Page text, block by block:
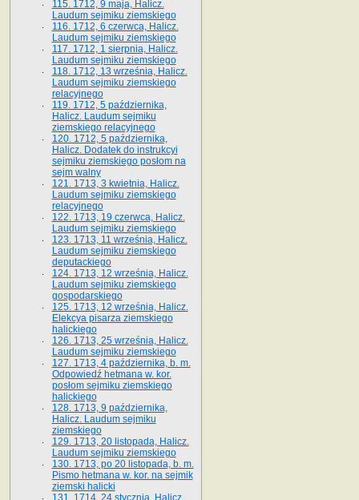
115. 1712, 9 maja, Halicz.
Laudum sejmiku ziemskiego
116. 1712, 6 czerwca, Halicz.
Laudum sejmiku ziemskiego
117. 1712, 1 sierpnia, Halicz.
Laudum sejmiku ziemskiego
118. 1712, 13 września, Halicz.
Laudum sejmiku ziemskiego
relacyjnego
119. 1712, 5 października,
Halicz. Laudum sejmiku
ziemskiego relacyjnego
120. 1712, 5 października,
Halicz. Dodatek do instrukcyi
sejmiku ziemskiego posłom na
sejm walny
121. 1713, 3 kwietnia, Halicz.
Laudum sejmiku ziemskiego
relacyjnego
122. 1713, 19 czerwca, Halicz.
Laudum sejmiku ziemskiego
123. 1713, 11 września, Halicz.
Laudum sejmiku ziemskiego
deputackiego
124. 1713, 12 września, Halicz.
Laudum sejmiku ziemskiego
gospodarskiego
125. 1713, 12 września, Halicz.
Elekcya pisarza ziemskiego
halickiego
126. 1713, 25 września, Halicz.
Laudum sejmiku ziemskiego
127. 1713, 4 października, b. m.
Odpowiedź hetmana w. kor.
posłom sejmiku ziemskiego
halickiego
128. 1713, 9 października,
Halicz. Laudum sejmiku
ziemskiego
129. 1713, 20 listopada, Halicz.
Laudum sejmiku ziemskiego
130. 1713, po 20 listopada, b. m.
Pismo hetmana w. kor. na sejmik
ziemski halicki
131. 1714, 24 stycznia, Halicz.